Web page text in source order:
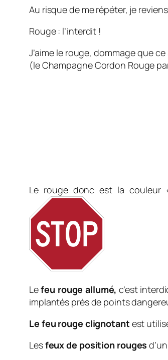
Au risque de me répéter, je
Rouge : l’interdit !
J’aime le rouge, dommage que
(le Champagne Cordon Rouge
Le rouge donc est la couleur
Lefeu rouge allumé, c’est
implantés près de points
Le feu rouge clignotant est
Lesfeux de position rouges